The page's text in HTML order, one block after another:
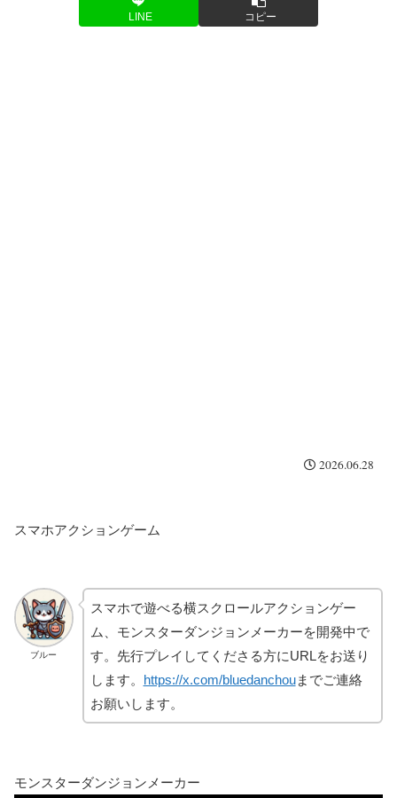
LINE コピー
2026.06.28
スマホアクションゲーム
ブルー
スマホで遊べる横スクロールアクションゲー
ム、モンスターダンジョンメーカーを開発中で
す。先行プレイしてくださる方にURLをお送り
します。 https://x.com/bluedanchouまでご連絡
お願いします。
モンスターダンジョンメーカー